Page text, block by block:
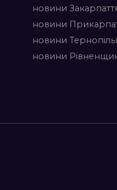
новини
новини
новини
новини